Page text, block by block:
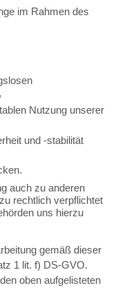
im Rahmen des
Nutzung unserer
und -stabilität
auch zu anderen
rechtlich verpflichtet
uns hierzu
gemäß dieser
1 lit. f) DS-GVO.
oben aufgelisteten